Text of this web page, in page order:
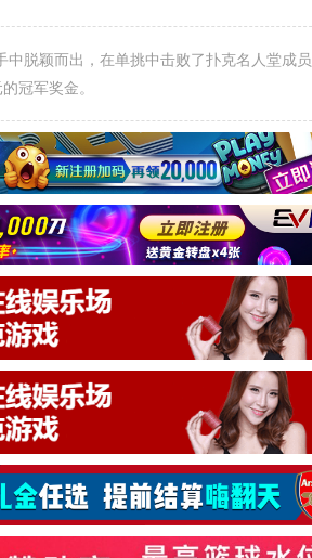
中脱颖而出，在单挑中击败了扑克名人堂成员
冠军奖金。